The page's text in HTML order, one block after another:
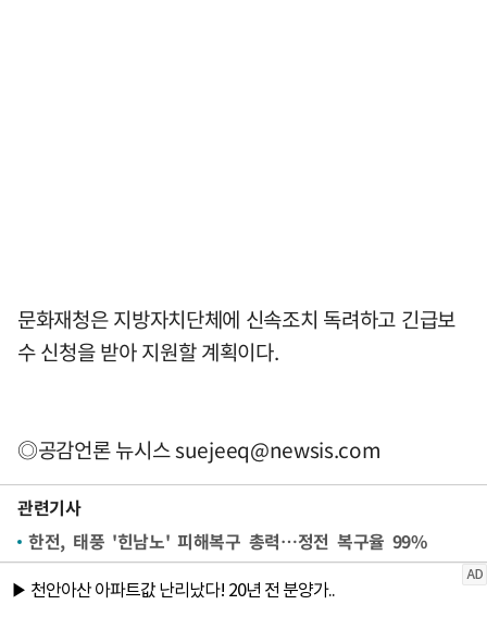
문화재청은 지방자치단체에 신속조치 독려하고 긴급보
수 신청을 받아 지원할 계획이다.
◎공감언론 뉴시스suejeeq@newsis.com
관련기사
한전, 태풍 '힌남노' 피해복구 총력…정전 복구율 99%